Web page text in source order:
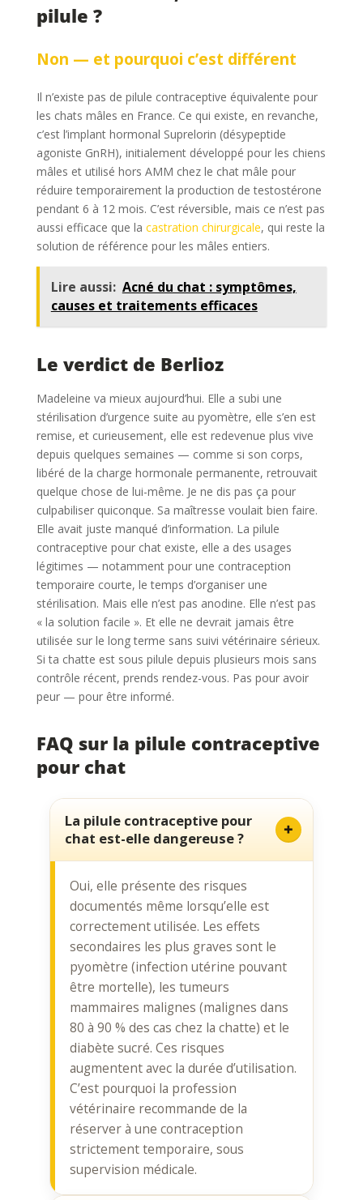
pilule ?
Non — et pourquoi c’est différent
Il n’existe pas de pilule contraceptive équivalente pour
les chats mâles en France. Ce qui existe, en revanche,
c’est l’implant hormonal Suprelorin (désypeptide
agoniste GnRH), initialement développé pour les chiens
mâles et utilisé hors AMM chez le chat mâle pour
réduire temporairement la production de testostérone
pendant 6 à 12 mois. C’est réversible, mais ce n’est pas
aussi efficace que la castration chirurgicale, qui reste la
solution de référence pour les mâles entiers.
Lire aussi: Acné du chat : symptômes,
causes et traitements efficaces
Le verdict de Berlioz
Madeleine va mieux aujourd’hui. Elle a subi une
stérilisation d’urgence suite au pyomètre, elle s’en est
remise, et curieusement, elle est redevenue plus vive
depuis quelques semaines — comme si son corps,
libéré de la charge hormonale permanente, retrouvait
quelque chose de lui-même. Je ne dis pas ça pour
culpabiliser quiconque. Sa maîtresse voulait bien faire.
Elle avait juste manqué d’information. La pilule
contraceptive pour chat existe, elle a des usages
légitimes — notamment pour une contraception
temporaire courte, le temps d’organiser une
stérilisation. Mais elle n’est pas anodine. Elle n’est pas
« la solution facile ». Et elle ne devrait jamais être
utilisée sur le long terme sans suivi vétérinaire sérieux.
Si ta chatte est sous pilule depuis plusieurs mois sans
contrôle récent, prends rendez-vous. Pas pour avoir
peur — pour être informé.
FAQ sur la pilule contraceptive
pour chat
La pilule contraceptive pour
chat est-elle dangereuse ?
Oui, elle présente des risques
documentés même lorsqu’elle est
correctement utilisée. Les effets
secondaires les plus graves sont le
pyomètre (infection utérine pouvant
être mortelle), les tumeurs
mammaires malignes (malignes dans
80 à 90 % des cas chez la chatte) et le
diabète sucré. Ces risques
augmentent avec la durée d’utilisation.
C’est pourquoi la profession
vétérinaire recommande de la
réserver à une contraception
strictement temporaire, sous
supervision médicale.